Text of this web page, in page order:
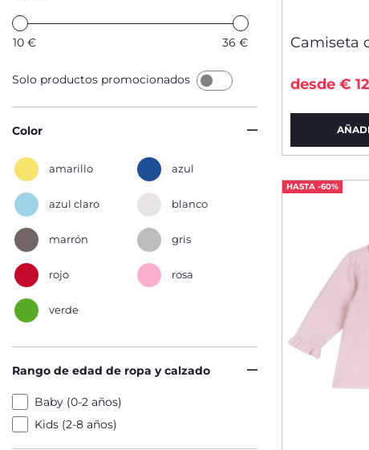
10 € 36 €
Solo productos promocionados
Color
amarillo azul
azul claro blanco
marrón gris
rojo rosa
verde
Rango de edad de ropa y calzado
Baby (0-2 años)
Kids (2-8 años)
Camiseta
desde €
HASTA -60%